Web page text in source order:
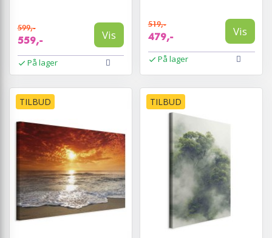
599,-
559,- Vis
På lager
519,-
479,- Vis
På lager
TILBUD TILBUD